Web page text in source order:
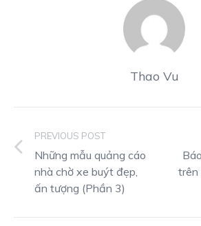
Thao Vu
PREVIOUS POST
Những mẫu quảng cáo
nhà chờ xe buýt đẹp,
ấn tượng (Phần 3)
trên